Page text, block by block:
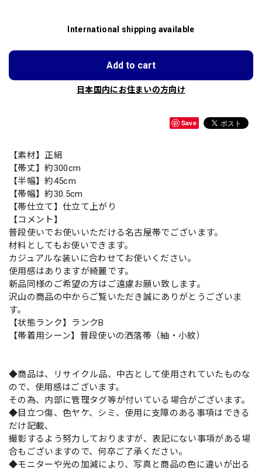
International shipping available
Add to cart
日本国内にお住まいの方向け
Save
【素材】正絹
【帯丈】約300cm
【半幅】約45cm
【帯幅】約30.5cm
【帯仕立て】仕立て上がり
【コメント】
普段使いでお使いいただける名古屋帯でございます。
材料としてもお使いできます。
カジュアルな装いに合わせてお使いください。
使用感はありますが綺麗です。
新品同様のご希望の方はご遠慮お願い致します。
沢山の商品の中からご覧いただき誠にありがとうございま
す。
【状態ランク】ランクB
【帯着用シーン】普段使いの洒落帯（紬・小紋）
◆商品は、リサイクル品、中古として使用されていたものな
ので、使用感はございます。
その為、内部に管理タグ等が付いている場合がございます。
◆目立つ傷、色ヤケ、シミ、使用に支障のある事項はできる
だけ記載、
撮影するよう努力しておりますが、表記にない事項がある場
合もございますので、何卒ご了承ください。
◆モニターや光の加減により、写真と商品の色に違いが出る